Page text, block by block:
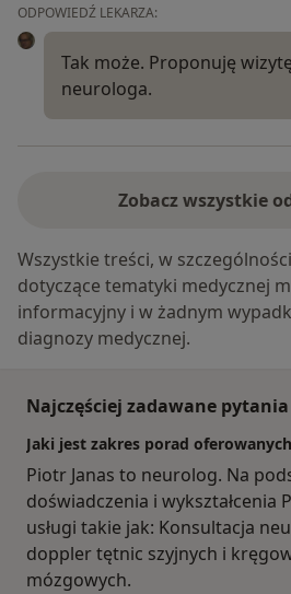
ODPOWIEDŹ LEKARZA:
Tak może. Proponuję
neurologa.
Zobacz wszystkie
Wszystkie treści, w
dotyczące tematyki medycznej
informacyjny i w żadnym
diagnozy medycznej.
Najczęściej zadawane pytania
Jaki jest zakres porad
Piotr Janas to neurolog. Na
doświadczenia i wykształcenia
usługi takie jak: Konsultacja
doppler tętnic szyjnych i
mózgowych.